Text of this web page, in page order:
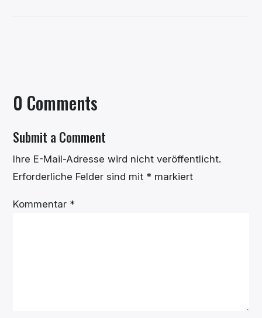
0 Comments
Submit a Comment
Ihre E-Mail-Adresse wird nicht veröffentlicht.
Erforderliche Felder sind mit * markiert
Kommentar *